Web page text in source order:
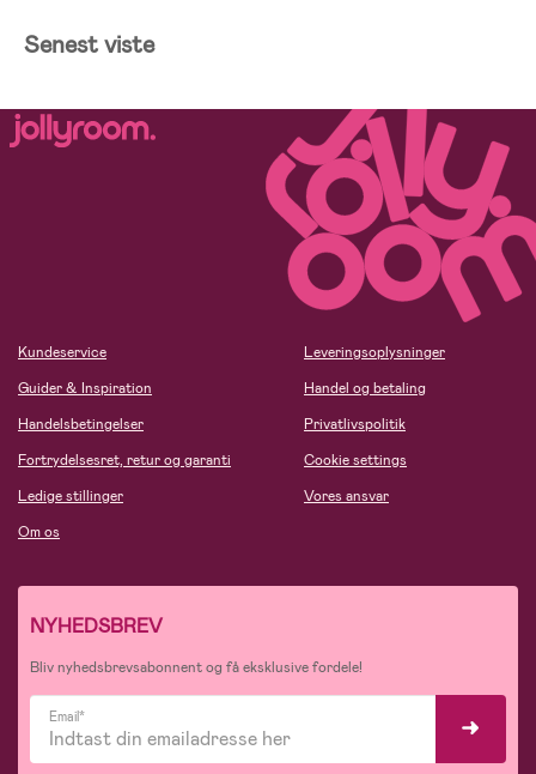
Senest viste
Kundeservice
Guider & Inspiration
Handelsbetingelser
Fortrydelsesret, retur og garanti
Ledige stillinger
Om os
Leveringsoplysninger
Handel og betaling
Privatlivspolitik
Cookie settings
Vores ansvar
NYHEDSBREV
Bliv nyhedsbrevsabonnent og få eksklusive fordele!
Email*